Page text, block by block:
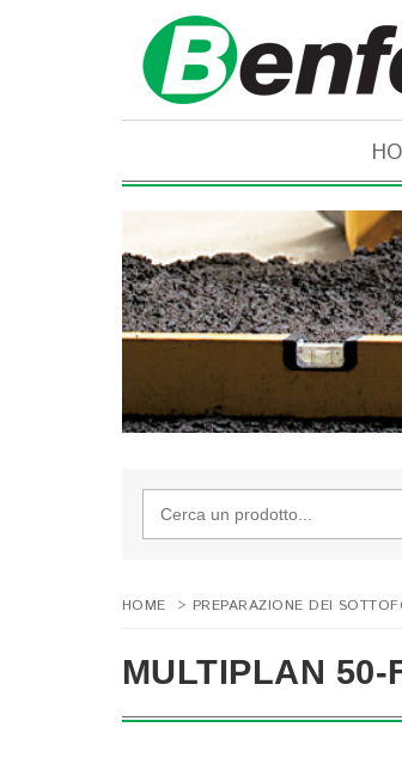
HOME > PREPARAZIONE DEI
MULTIPLAN 50-